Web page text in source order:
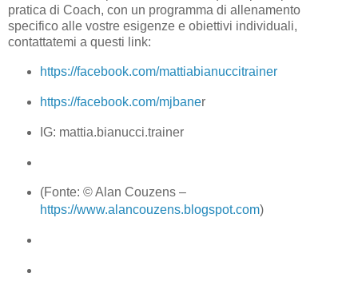
pratica di Coach, con un programma di allenamento
specifico alle vostre esigenze e obiettivi individuali,
contattatemi a questi link:
https://facebook.com/mattiabianuccitrainer
https://facebook.com/mjbaner
IG: mattia.bianucci.trainer
(Fonte: © Alan Couzens –
https://www.alancouzens.blogspot.com)